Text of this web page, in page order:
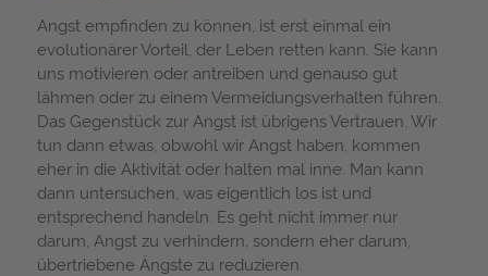
Angst empfinden zu können, ist erst einmal ein
evolutionärer Vorteil, der Leben retten kann. Sie kann
uns motivieren oder antreiben und genauso gut
lähmen oder zu einem Vermeidungsverhalten führen.
Das Gegenstück zur Angst ist übrigens Vertrauen. Wir
tun dann etwas, obwohl wir Angst haben, kommen
eher in die Aktivität oder halten mal inne. Man kann
dann untersuchen, was eigentlich los ist und
entsprechend handeln. Es geht nicht immer nur
darum, Angst zu verhindern, sondern eher darum,
übertriebene Ängste zu reduzieren.